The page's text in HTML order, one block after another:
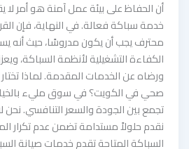
أن الحفاظ على بيئة عمل آمنة هو أمر
خدمة سباكة فعالة. في النهاية، فإن
محترف يجب أن يكون مدروسًا، حيث أنه
الكفاءة التشغيلية لأنظمة السباكة،
ورضاه عن الخدمات المقدمة. لماذا
صحي في الكويت؟ في سوق مليء
تجمع بين الجودة والسعر التنافسي. نحن
نقدم حلولاً مستدامة تضمن عدم تكرار
السباكة المتاحة تقدم خدمات صيانة